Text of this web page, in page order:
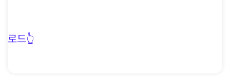
로드👆️